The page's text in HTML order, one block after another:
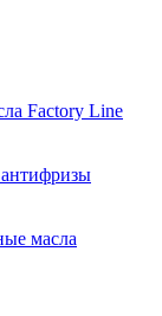
Factory Line
масла